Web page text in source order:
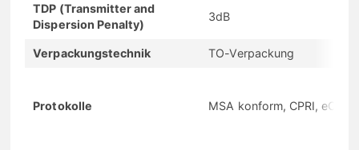
TDP (Transmitter and
Dispersion Penalty)
3dB
Verpackungstechnik TO-Verpackung
Protokolle MSA konform, CPRI, eCPRI